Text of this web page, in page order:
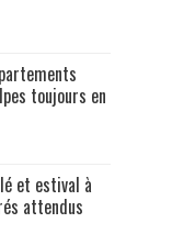
toujours en
et estival à
attendus